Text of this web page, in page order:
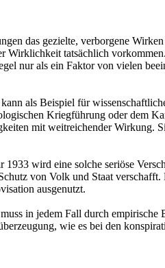
das gezielte, verborgene
tatsächlich
nur als ein Faktor von vielen
als Beispiel für
Kriegführung oder dem
mit weitreichender Wirkung.
wird eine solche seriöse
von Volk und Staat
ausgenutzt.
in jedem Fall durch
wie es bei den